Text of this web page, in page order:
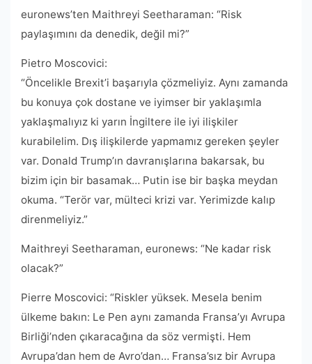
euronews’ten Maithreyi Seetharaman: “Risk
paylaşımını da denedik, değil mi?”
Pietro Moscovici:
“Öncelikle Brexit’i başarıyla çözmeliyiz. Aynı zamanda
bu konuya çok dostane ve iyimser bir yaklaşımla
yaklaşmalıyız ki yarın İngiltere ile iyi ilişkiler
kurabilelim. Dış ilişkilerde yapmamız gereken şeyler
var. Donald Trump’ın davranışlarına bakarsak, bu
bizim için bir basamak… Putin ise bir başka meydan
okuma. “Terör var, mülteci krizi var. Yerimizde kalıp
direnmeliyiz.”
Maithreyi Seetharaman, euronews: “Ne kadar risk
olacak?”
Pierre Moscovici: “Riskler yüksek. Mesela benim
ülkeme bakın: Le Pen aynı zamanda Fransa’yı Avrupa
Birliği’nden çıkaracağına da söz vermişti. Hem
Avrupa’dan hem de Avro’dan… Fransa’sız bir Avrupa